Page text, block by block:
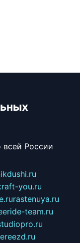
всей России
you.ru
rastenuya.ru
team.ru